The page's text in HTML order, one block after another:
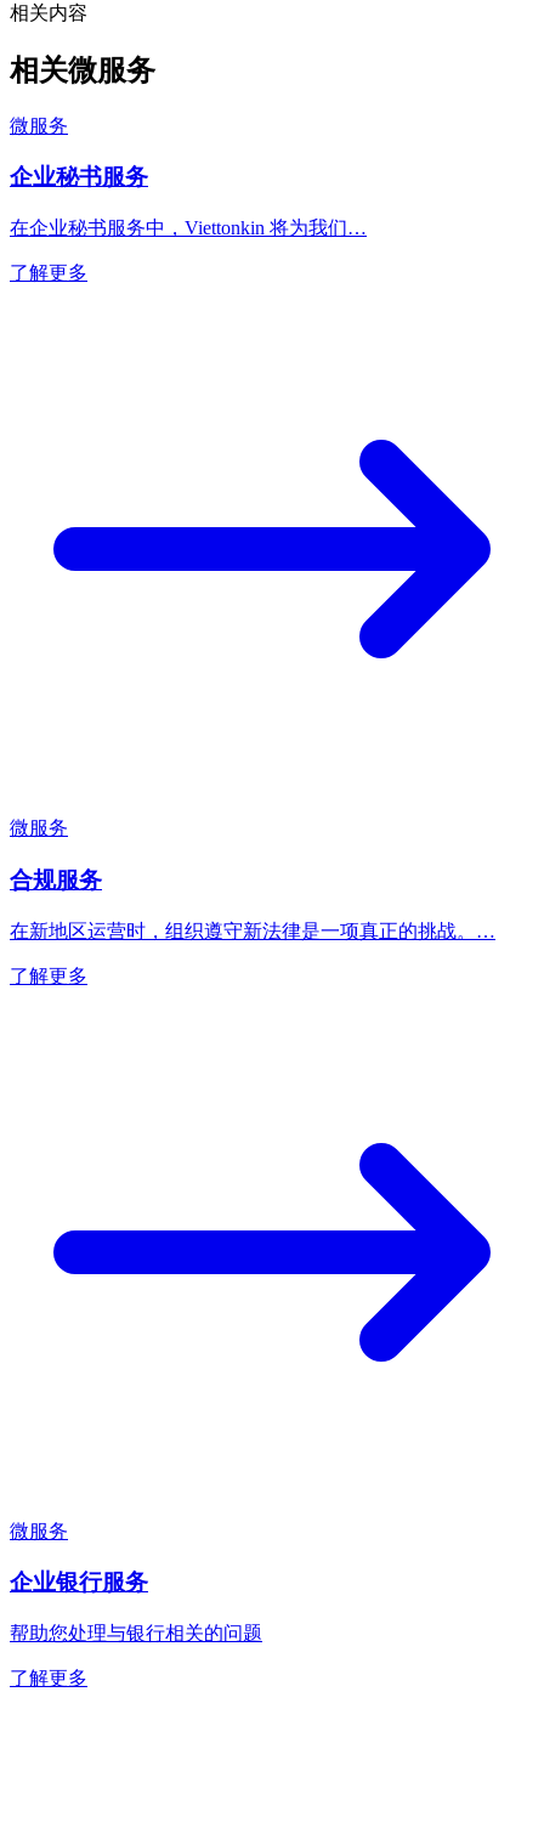
相关内容
相关微服务
微服务
企业秘书服务
在企业秘书服务中，Viettonkin 将为我们…
了解更多
微服务
合规服务
在新地区运营时，组织遵守新法律是一项真正的挑战。…
了解更多
微服务
企业银行服务
帮助您处理与银行相关的问题
了解更多